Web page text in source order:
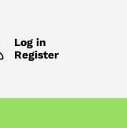
Log in
Register